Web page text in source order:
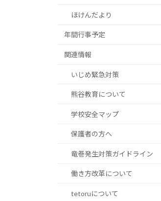
ほけんだより
年間行事予定
関連情報
いじめ緊急対策
熊谷教育について
学校安全マップ
保護者の方へ
竜巻発生対策ガイドライン
働き方改革について
tetoruについて